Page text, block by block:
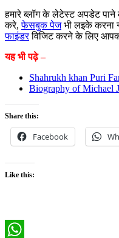
हमारे ब्लॉग के लेटेस्ट अपडेट
करे,फेसबुक पेजभी लइके
फाइंडरविजिट करने के लिए
यह भी पढ़े –
Shahrukh khan Puri
Biography of Michael
Share this:
Facebook
Like this: